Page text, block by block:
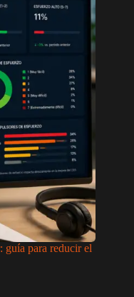
guía para reducir el